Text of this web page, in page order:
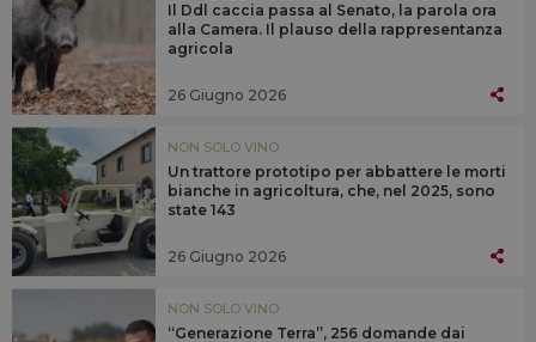
Il Ddl caccia passa al Senato, la parola ora
alla Camera. Il plauso della rappresentanza
agricola
26 Giugno 2026
NON SOLO VINO
Un trattore prototipo per abbattere le morti
bianche in agricoltura, che, nel 2025, sono
state 143
26 Giugno 2026
NON SOLO VINO
“Generazione Terra”, 256 domande dai